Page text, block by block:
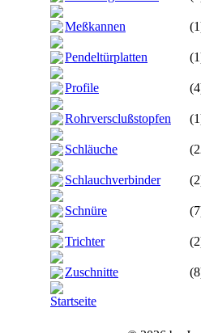
Meßkannen
Pendeltürplatten
Profile
Rohrversclußstopfen
Schläuche
Schlauchverbinder
Schnüre
Trichter
Zuschnitte
Startseite